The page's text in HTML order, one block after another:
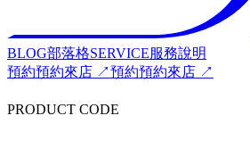
BLOG部落格SERVICE服務說明
預約預約來店 ↗預約預約來店 ↗
PRODUCT CODE